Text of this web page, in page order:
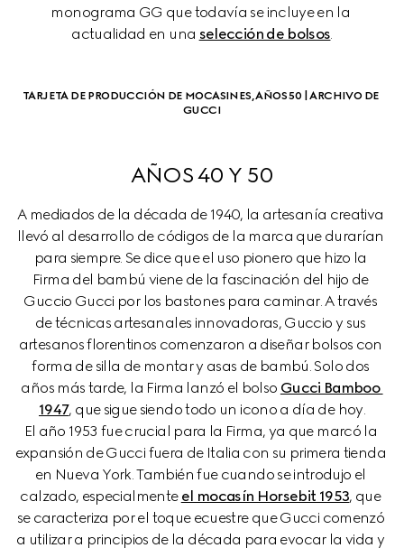
monograma GG que todavía se incluye en la
actualidad en una selección de bolsos.
TARJETA DE PRODUCCIÓN DE MOCASINES, AÑOS 50 | ARCHIVO DE
GUCCI
AÑOS 40 Y 50
A mediados de la década de 1940, la artesanía creativa
llevó al desarrollo de códigos de la marca que durarían
para siempre. Se dice que el uso pionero que hizo la
Firma del bambú viene de la fascinación del hijo de
Guccio Gucci por los bastones para caminar. A través
de técnicas artesanales innovadoras, Guccio y sus
artesanos florentinos comenzaron a diseñar bolsos con
forma de silla de montar y asas de bambú. Solo dos
años más tarde, la Firma lanzó el bolso Gucci Bamboo
1947, que sigue siendo todo un icono a día de hoy.
El año 1953 fue crucial para la Firma, ya que marcó la
expansión de Gucci fuera de Italia con su primera tienda
en Nueva York. También fue cuando se introdujo el
calzado, especialmente el mocasín Horsebit 1953, que
se caracteriza por el toque ecuestre que Gucci comenzó
a utilizar a principios de la década para evocar la vida y